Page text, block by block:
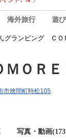
海外旅行 遊
グランピング ＣＯ
ＯＲＥ
市挾間町時松105
写真・動画